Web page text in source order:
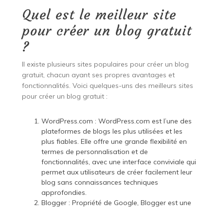
Quel est le meilleur site
pour créer un blog gratuit
?
Il existe plusieurs sites populaires pour créer un blog
gratuit, chacun ayant ses propres avantages et
fonctionnalités. Voici quelques-uns des meilleurs sites
pour créer un blog gratuit :
WordPress.com : WordPress.com est l’une des
plateformes de blogs les plus utilisées et les
plus fiables. Elle offre une grande flexibilité en
termes de personnalisation et de
fonctionnalités, avec une interface conviviale qui
permet aux utilisateurs de créer facilement leur
blog sans connaissances techniques
approfondies.
Blogger : Propriété de Google, Blogger est une